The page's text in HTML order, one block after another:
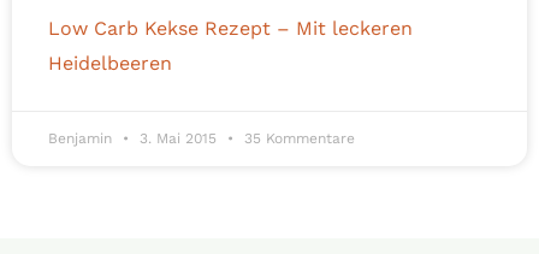
Low Carb Kekse Rezept – Mit leckeren
Heidelbeeren
Benjamin 3. Mai 2015 35 Kommentare